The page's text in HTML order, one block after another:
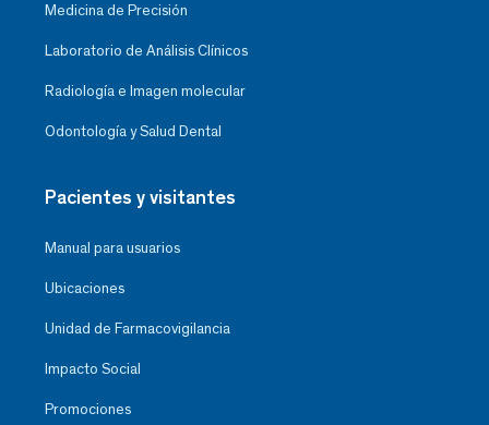
Medicina de Precisión
Laboratorio de Análisis Clínicos
Radiología e Imagen molecular
Odontología y Salud Dental
Pacientes y visitantes
Manual para usuarios
Ubicaciones
Unidad de Farmacovigilancia
Impacto Social
Promociones